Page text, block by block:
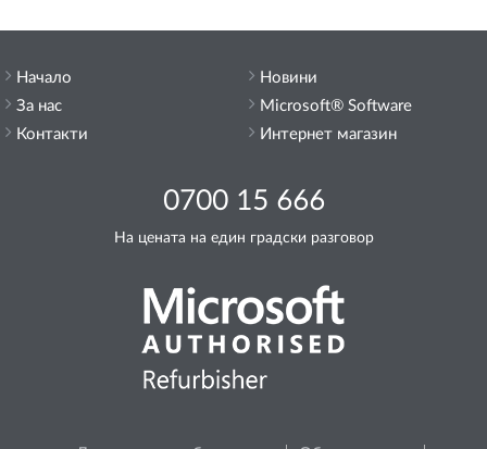
Начало
За нас
Контакти
0700 15 666
На цената на един градски разговор
Новини
Microsoft® Software
Интернет магазин